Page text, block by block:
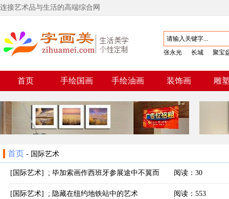
连接艺术品与生活的高端综合网
张永光 长城 聚宝
首页 手绘国画 手绘油画 装饰画 雕
首页 - 国际艺术
[国际艺术] ; 毕加索画作西班牙参展途中不翼而
飞，警方：正调查
阅读：30
[国际艺术] ; 隐藏在纽约地铁站中的艺术 阅读：553